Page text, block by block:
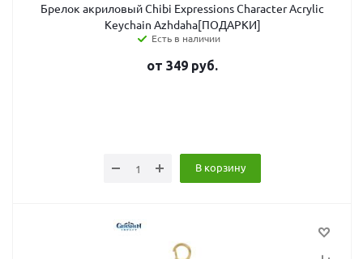
Брелок акриловый Chibi Expressions Character Acrylic
Keychain Azhdaha[ПОДАРКИ]
Есть в наличии
от 349 руб.
В корзину